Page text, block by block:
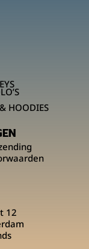
HOODIES
12